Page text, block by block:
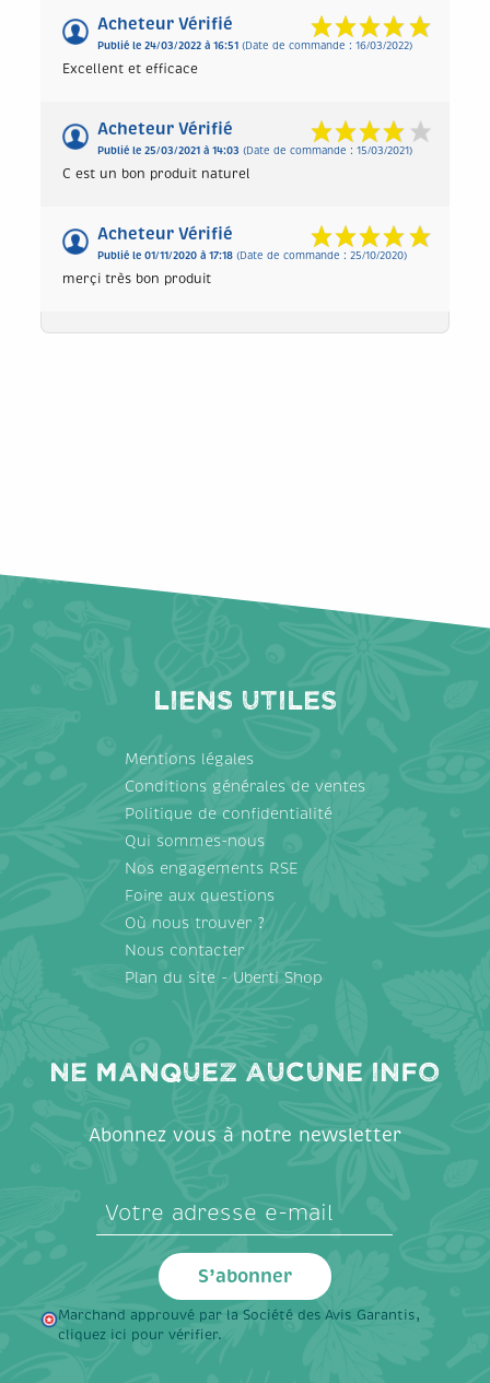
Acheteur Vérifié
Publié le 24/03/2022 à 16:51 (Date de commande : 16/03/2022)
Excellent et efficace
Acheteur Vérifié
Publié le 25/03/2021 à 14:03 (Date de commande : 15/03/2021)
C est un bon produit naturel
Acheteur Vérifié
Publié le 01/11/2020 à 17:18 (Date de commande : 25/10/2020)
merçi très bon produit
Liens utiles
Mentions légales
Conditions générales de ventes
Politique de confidentialité
Qui sommes-nous
Nos engagements RSE
Foire aux questions
Où nous trouver ?
Nous contacter
Plan du site - Uberti Shop
Ne manquez aucune info
Abonnez vous à notre newsletter
Marchand approuvé par la Société des Avis Garantis,
cliquez ici pour vérifier.